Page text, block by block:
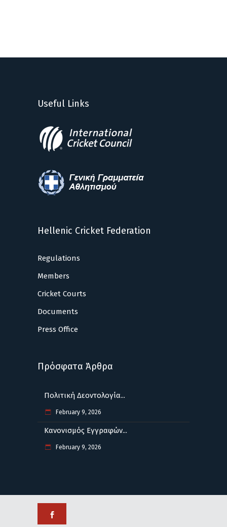
Useful Links
Hellenic Cricket Federation
Regulations
Members
Cricket Courts
Documents
Press Office
Πρόσφατα Άρθρα
Πολιτική Δεοντολογία...
February 9, 2026
Κανονισμός Εγγραφών...
February 9, 2026